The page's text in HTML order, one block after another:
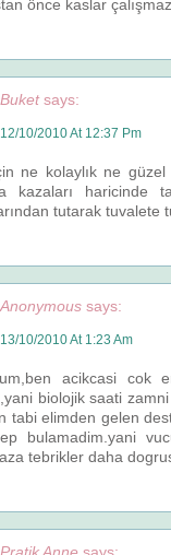
önce kaslar
Buket says:
12/10/2010 At 12:37 Pm
ne kolaylık ne
kazaları haricinde
tutarak tuvalete
Anonymous says:
13/10/2010 At 1:23 Am
acikcasi cok
biolojik saati
tabi elimden gelen
bulamadim.yani
tebrikler daha